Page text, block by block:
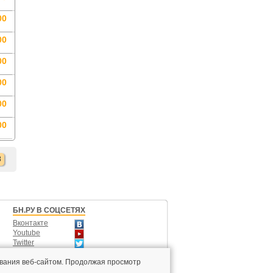
БН.РУ В СОЦСЕТЯХ
Вконтакте
Youtube
Twitter
веб-сайтом. Продолжая просмотр